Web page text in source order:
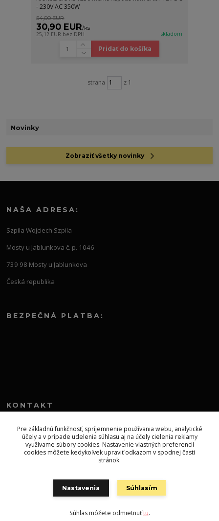
- 230V AC 350W
54,00 EUR
30,90 EUR/ks
25,12 EUR bez DPH skladom
Pridať do košíka
strana z 1
Novinky
Zobraziť všetky novinky
NAŠA ADRESA:
Szpila Wojciech Szpila
Mosty u Jablunkova č. p. 1046
739 98 Mosty u Jablunkova
Česká republika
BEZPEČNÁ PLATBA:
KONTAKT
+421 552 304 860
Po-Pia 8.00-13.00
topprodejsk@gmail.com
Vytvorené na Eshop-rychlo.sk
Pre základnú funkčnosť, spríjemnenie používania webu, analytické
účely a v prípade udelenia súhlasu aj na účely cielenia reklamy
využívame súbory cookies. Nastavenie vlastných preferencií
cookies môžete kedykoľvek upraviť odkazom v spodnej časti
stránok.
Nastavenia Súhlasím
Súhlas môžete odmietnuťtu.